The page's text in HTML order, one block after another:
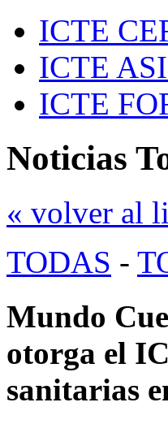
ICTE
ICTE
ICTE
Noticias
« volver al
TODAS -
Mundo
otorga el
sanitarias